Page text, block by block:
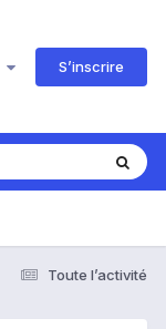
S’inscrire
Toute l’activité